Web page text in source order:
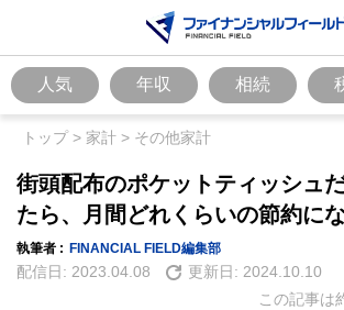
人気 年収 相続
トップ> 家計 > その他家計
街頭配布のポケットティッシュ
たら、月間どれくらいの節約に
執筆者 : FINANCIAL FIELD編集部
配信日: 2023.04.08 更新日: 2024.10.10
この記事は